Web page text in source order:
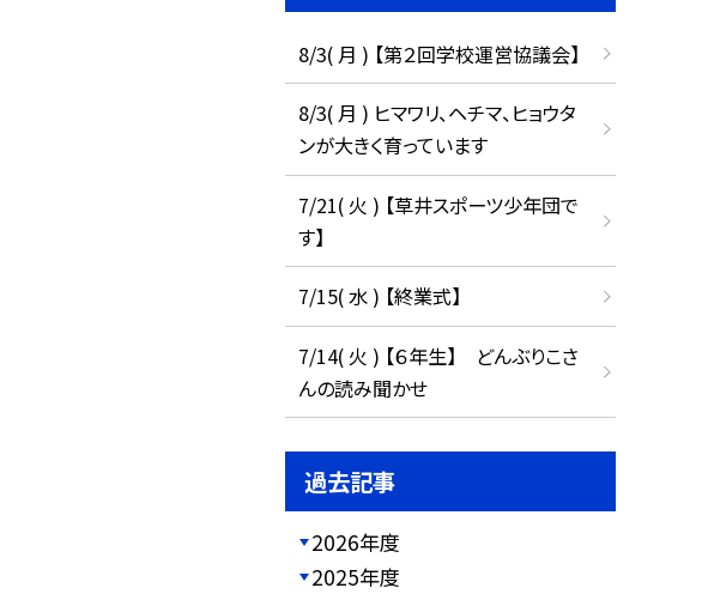
8/3( 月 ) 【第２回学校運営協議会】
8/3( 月 ) ヒマワリ、ヘチマ、ヒョウタ
ンが大きく育っています
7/21( 火 ) 【草井スポーツ少年団で
す】
7/15( 水 ) 【終業式】
7/14( 火 ) 【６年生】 どんぶりこさ
んの読み聞かせ
過去記事
2026年度
2025年度